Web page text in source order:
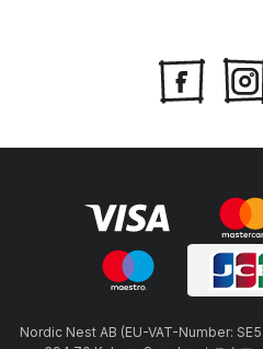
Nordic Nest AB (EU-VAT-Number: